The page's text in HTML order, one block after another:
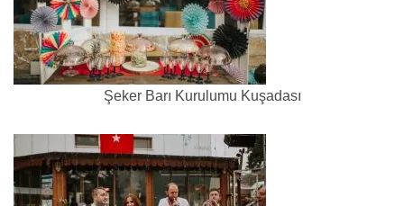
Şeker Barı Kurulumu Kuşadası